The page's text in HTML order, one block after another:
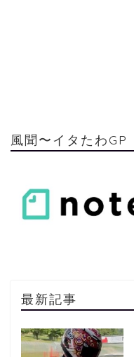
風聞〜イタたわGP
最新記事